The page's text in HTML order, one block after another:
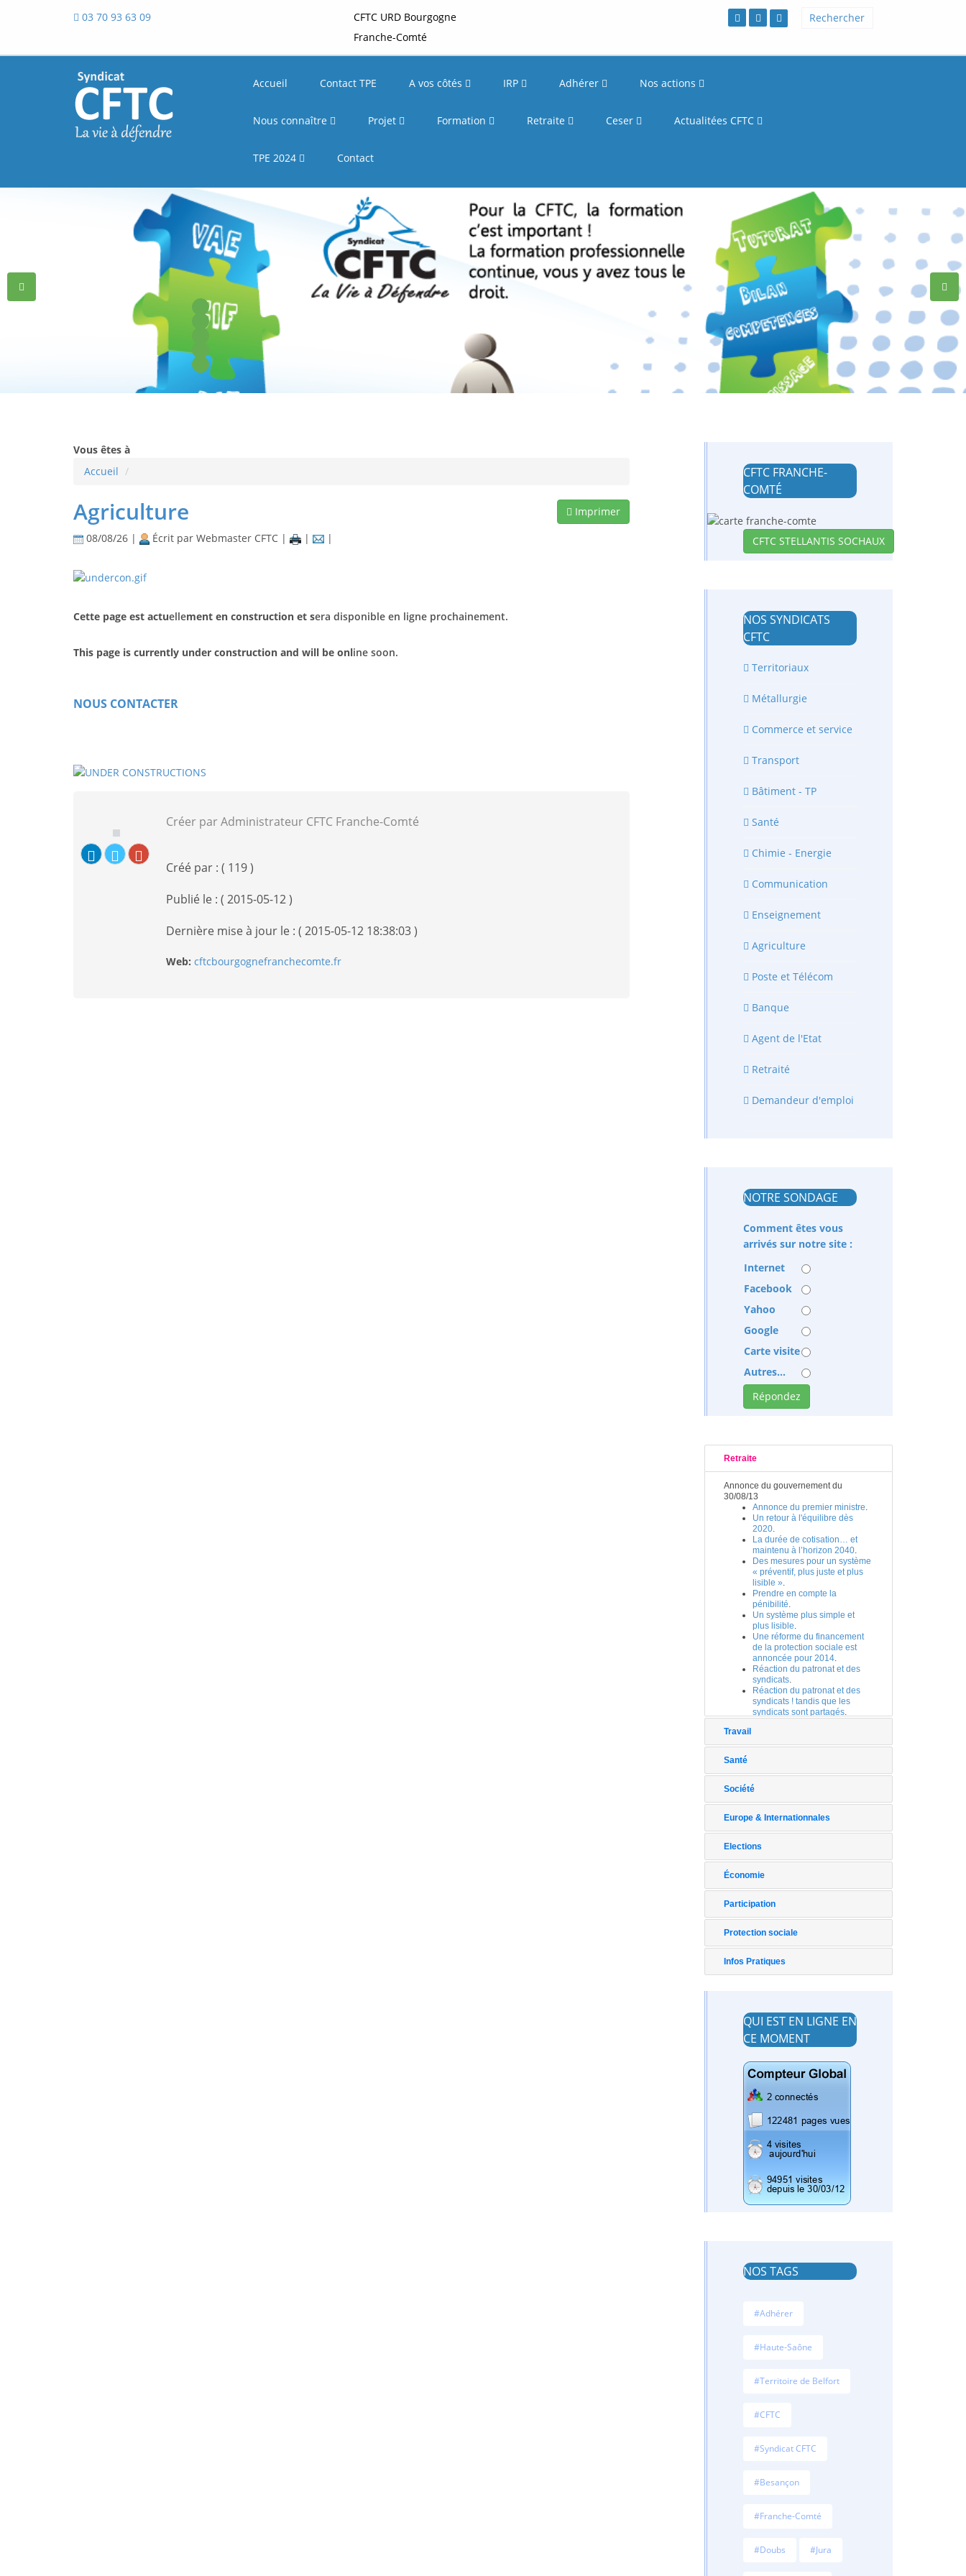
03 70 93 63 09
CFTC URD Bourgogne
Franche-Comté
Accueil Contact TPE A vos côtés IRP Adhérer Nos actions
Nous connaître Projet Formation Retraite Ceser Actualitées CFTC
TPE 2024 Contact
Vous êtes à
Accueil
Agriculture
Imprimer
08/08/26 |
Écrit par Webmaster CFTC | | |
Cette page est actuellement en construction et sera disponible en ligne prochainement.
This page is currently under construction and will be online soon.
NOUS CONTACTER
Créer par Administrateur CFTC Franche-Comté
Créé par : ( 119 )
Publié le : ( 2015-05-12 )
Dernière mise à jour le : ( 2015-05-12 18:38:03 )
Web: cftcbourgognefranchecomte.fr
CFTC FRANCHE-
COMTÉ
CFTC STELLANTIS SOCHAUX
NOS SYNDICATS
CFTC
Territoriaux
Métallurgie
Commerce et service
Transport
Bâtiment - TP
Santé
Chimie - Energie
Communication
Enseignement
Agriculture
Poste et Télécom
Banque
Agent de l'Etat
Retraité
Demandeur d'emploi
NOTRE SONDAGE
Comment êtes vous
arrivés sur notre site :
Internet
Facebook
Yahoo
Google
Carte visite
Autres...
Retraite
Annonce du gouvernement du
30/08/13
Annonce du premier ministre.
Un retour à l'équilibre dès
2020.
La durée de cotisation… et
maintenu à l’horizon 2040.
Des mesures pour un système
« préventif, plus juste et plus
lisible ».
Prendre en compte la
pénibilité.
Un système plus simple et
plus lisible.
Une réforme du financement
de la protection sociale est
annoncée pour 2014.
Réaction du patronat et des
syndicats.
Réaction du patronat et des
syndicats ! tandis que les
syndicats sont partagés.
Travail
Santé
Société
Europe & Internationnales
Elections
Économie
Participation
Protection sociale
Infos Pratiques
QUI EST EN LIGNE EN
CE MOMENT
NOS TAGS
#Adhérer
#Haute-Saône
#Territoire de Belfort
#CFTC
#Syndicat CFTC
#Besançon
#Franche-Comté
#Doubs #Jura